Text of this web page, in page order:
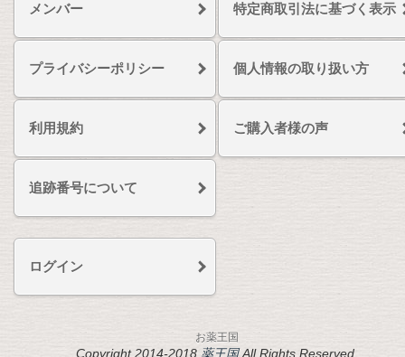
メンバー 特定商取引法に基づく表示
プライバシーポリシー 個人情報の取り扱い方
利用規約 ご購入者様の声
追跡番号について
ログイン
お薬王国
Copyright 2014-2018 薬王国All Rights Reserved.